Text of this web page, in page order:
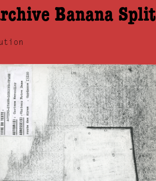
Banana Split